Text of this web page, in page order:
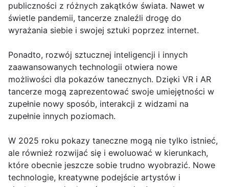
publiczności z różnych zakątków świata. Nawet w
świetle pandemii, tancerze znaleźli drogę do
wyrażania siebie i swojej sztuki poprzez internet.
Ponadto, rozwój sztucznej inteligencji i innych
zaawansowanych technologii otwiera nowe
możliwości dla pokazów tanecznych. Dzięki VR i AR
tancerze mogą zaprezentować swoje umiejętności w
zupełnie nowy sposób, interakcji z widzami na
zupełnie innych poziomach.
W 2025 roku pokazy taneczne mogą nie tylko istnieć,
ale również rozwijać się i ewoluować w kierunkach,
które obecnie jeszcze sobie trudno wyobrazić. Nowe
technologie, kreatywne podejście artystów i